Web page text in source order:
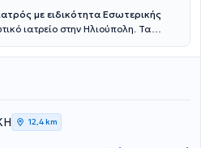
με ειδικότητα Εσωτερικής
ιατρείο στην Ηλιούπολη. Τα
στην πρόληψη. Σπούδασε στην
κλινικής εμπειρίας στο
ιδιωτικών ασφαλιστικών
εκτίμησης κινδύνου, όσο και σε
μέλος του Ειδικού Σώματος Ιατρών
επιτροπές των ΚΕΠΑ
12,4 km